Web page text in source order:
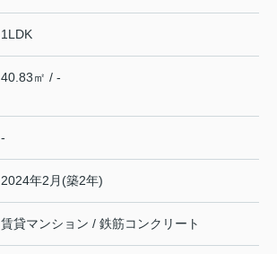
1LDK
40.83㎡ / -
-
2024年2月(築2年)
賃貸マンション / 鉄筋コンクリート